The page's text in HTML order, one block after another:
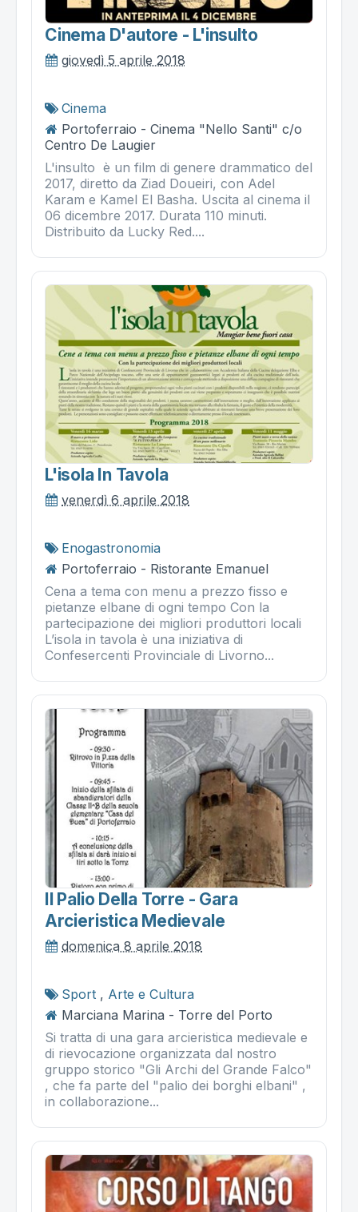
Cinema D'autore - L'insulto
giovedì 5 aprile 2018
Cinema
Portoferraio - Cinema "Nello Santi" c/o
Centro De Laugier
L'insulto è un film di genere drammatico del
2017, diretto da Ziad Doueiri, con Adel
Karam e Kamel El Basha. Uscita al cinema il
06 dicembre 2017. Durata 110 minuti.
Distribuito da Lucky Red....
L'isola In Tavola
venerdì 6 aprile 2018
Enogastronomia
Portoferraio - Ristorante Emanuel
Cena a tema con menu a prezzo fisso e
pietanze elbane di ogni tempo Con la
partecipazione dei migliori produttori locali
L’isola in tavola è una iniziativa di
Confesercenti Provinciale di Livorno...
Il Palio Della Torre - Gara
Arcieristica Medievale
domenica 8 aprile 2018
Sport , Arte e Cultura
Marciana Marina - Torre del Porto
Si tratta di una gara arcieristica medievale e
di rievocazione organizzata dal nostro
gruppo storico "Gli Archi del Grande Falco"
, che fa parte del "palio dei borghi elbani" ,
in collaborazione...